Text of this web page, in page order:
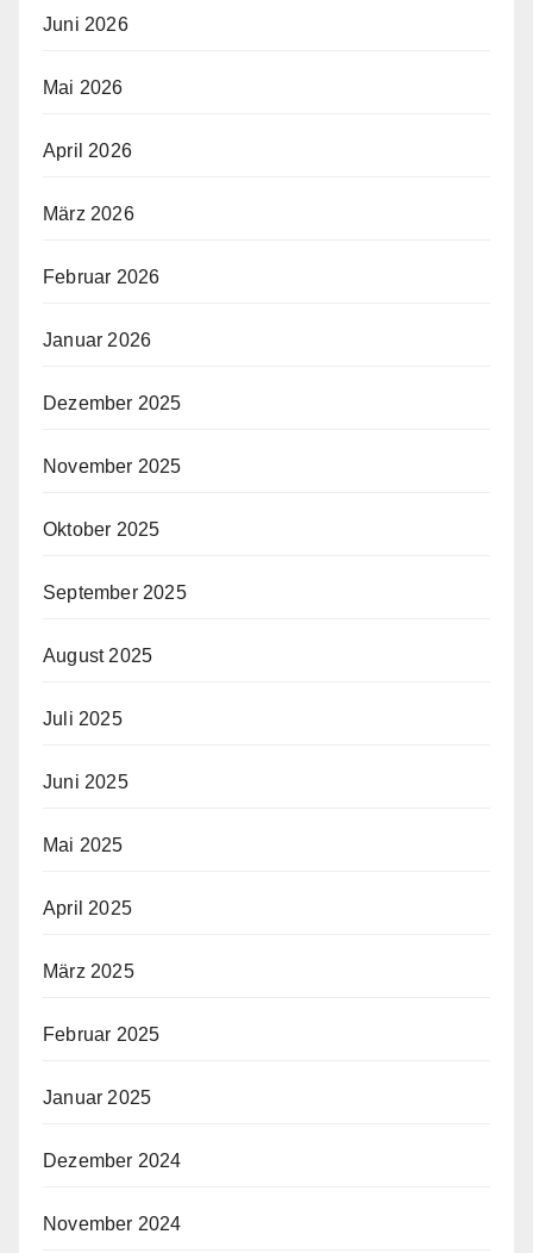
Juni 2026
Mai 2026
April 2026
März 2026
Februar 2026
Januar 2026
Dezember 2025
November 2025
Oktober 2025
September 2025
August 2025
Juli 2025
Juni 2025
Mai 2025
April 2025
März 2025
Februar 2025
Januar 2025
Dezember 2024
November 2024